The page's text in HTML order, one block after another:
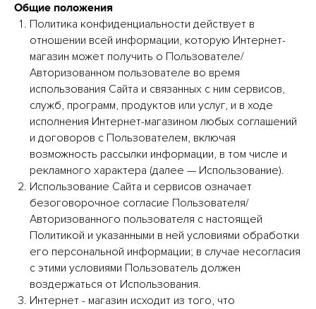
Общие положения
Политика конфиденциальности действует в
отношении всей информации, которую Интернет-
магазин может получить о Пользователе/
Авторизованном пользователе во время
использования Сайта и связанных с ним сервисов,
служб, программ, продуктов или услуг, и в ходе
исполнения Интернет-магазином любых соглашений
и договоров с Пользователем, включая
возможность рассылки информации, в том числе и
рекламного характера (далее — Использование).
Использование Сайта и сервисов означает
безоговорочное согласие Пользователя/
Авторизованного пользователя с настоящей
Политикой и указанными в ней условиями обработки
его персональной информации; в случае несогласия
с этими условиями Пользователь должен
воздержаться от Использования.
Интернет - магазин исходит из того, что